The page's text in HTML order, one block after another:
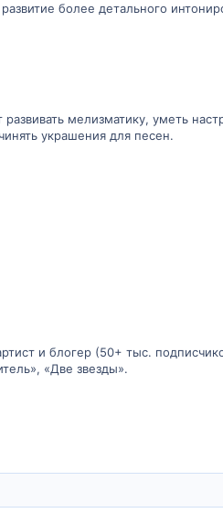
более детального
мелизматику, уметь
украшения для песен.
и блогер (50+ тыс.
«Две звезды».